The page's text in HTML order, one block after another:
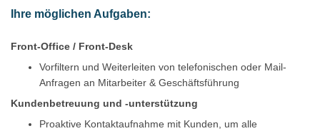
Ihre möglichen Aufgaben:
Front-Office / Front-Desk
Vorfiltern und Weiterleiten von telefonischen oder Mail-
Anfragen an Mitarbeiter & Geschäftsführung
Kundenbetreuung und -unterstützung
Proaktive Kontaktaufnahme mit Kunden, um alle